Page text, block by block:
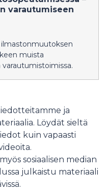
on tällä hetkellä
varautumiseen
muista
ja
Löydät sieltä
kuin vapaasti
sosiaalisen median
julkaistu materiaali